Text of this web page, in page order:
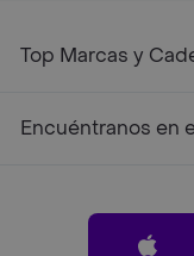
Top Marcas y
Encuéntranos en